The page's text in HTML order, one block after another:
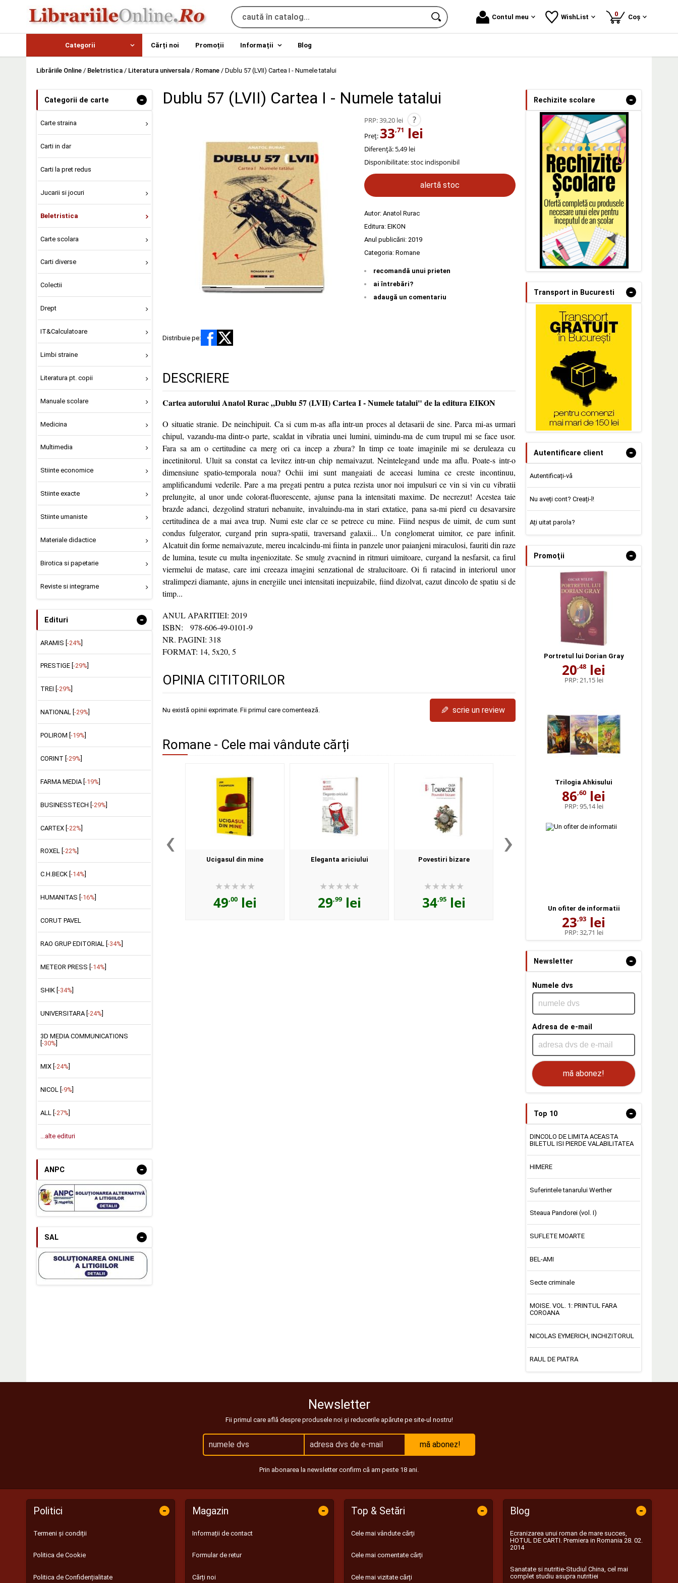
Contul meu WishList 0produse
Coș
Categorii Cărți noi Promoții Informații Blog
Librăriile Online / Beletristica / Literatura universala / Romane / Dublu 57 (LVII) Cartea I - Numele tatalui
Categorii de carte -
Carte straina
Carti in dar
Carti la pret redus
Jucarii si jocuri
Beletristica
Carte scolara
Carti diverse
Colectii
Drept
IT&Calculatoare
Limbi straine
Literatura pt. copii
Manuale scolare
Medicina
Multimedia
Stiinte economice
Stiinte exacte
Stiinte umaniste
Materiale didactice
Birotica si papetarie
Reviste si integrame
Edituri -
ARAMIS [-24%]
PRESTIGE [ -29%
TREI [ -29%
NATIONAL [ -29%
POLIROM [ -19%
CORINT [ -29%
FARMA MEDIA [ -19%
BUSINESSTECH [-29%]
CARTEX [-22%]
ROXEL [ -22%
C.H.BECK [ -14%
HUMANITAS [ -16%
CORUT PAVEL
RAO GRUP EDITORIAL [ -34%
METEOR PRESS [ -14%
SHIK [-34%]
UNIVERSITARA [-24%]
3D MEDIA COMMUNICATIONS
-30%
MIX [ -24%
NICOL [ -9%
ALL [ -27%
...alte edituri
ANPC -
SAL -
Dublu 57 (LVII) Cartea I - Numele tatalui
PRP:39,20 lei ?
Preț: 33,71 lei
Diferență: 5,49 lei
Disponibilitate:stoc indisponibil
alertă stoc
Autor: Anatol Rurac
Editura: EIKON
Anul publicării: 2019
Categoria: Romane
recomandă unui prieten
ai întrebări?
adaugă un comentariu
Distribuie pe:
DESCRIERE
Cartea autorului Anatol Rurac „Dublu 57 (LVII) Cartea I - Numele tatalui" de la editura EIKON
O situatie stranie. De neinchipuit. Ca si cum m-as afla intr-un proces al detasarii de sine. Parca mi-as urmari
chipul, vazandu-ma dintr-o parte, scaldat in vibratia unei lumini, uimindu-ma de cum trupul mi se face usor.
Fara sa am o certitudine ca merg ori ca incep a zbura? In timp ce toate imaginile mi se deruleaza cu
incetinitorul. Uluit sa constat ca levitez intr-un chip nemaivazut. Neintelegand unde ma aflu. Poate-s intr-o
dimensiune spatio-temporala noua? Ochii imi sunt mangaiati de aceeasi lumina ce creste incontinuu,
amplificandumi vederile. Pare a ma pregati pentru a putea rezista unor noi impulsuri ce vin si vin cu vibratii
prelungite, al unor unde colorat-fluorescente, ajunse pana la intensitati maxime. De necrezut! Acestea taie
brazde adanci, dezgolind straturi nebanuite, invaluindu-ma in stari extatice, pana sa-mi pierd cu desavarsire
certitudinea de a mai avea trup. Numi este clar ce se petrece cu mine. Fiind nespus de uimit, de cum sunt
condus fulgerator, curgand prin supra-spatii, traversand galaxii... Un conglomerat uimitor, ce pare infinit.
Alcatuit din forme nemaivazute, mereu incalcindu-mi fiinta in panzele unor paianjeni miraculosi, fauriti din raze
de lumina, tesute cu multa ingeniozitate. Se smulg zvacnind in ritmuri uimitoare, curgand la nesfarsit, ca firul
viermelui de matase, care imi creeaza imagini senzational de stralucitoare. Oi fi ratacind in interiorul unor
stralimpezi diamante, ajuns in energiile unei intensitati inepuizabile, fiind dizolvat, cazut dincolo de spatiu si de
timp...
ANUL APARITIEI: 2019
ISBN: 978-606-49-0101-9
NR. PAGINI: 318
FORMAT: 14, 5x20, 5
OPINIA CITITORILOR
Nu există opinii exprimate. Fii primul care comentează. ✎ scrie un review
Romane - Cele mai vândute cărți
‹ Ucigasul din mine
49,00lei
Eleganta ariciului
29,99lei
Povestiri bizare
34,95lei lei
›
Rechizite scolare -
Transport in Bucuresti -
Autentificare client -
Autentificați-vă
Nu aveți cont? Creați-l!
Ați uitat parola?
Promoţii -
Portretul lui Dorian Gray
20,48 lei
PRP:21,15 lei
Trilogia Ahkisului
86,60 lei
PRP:95,14 lei
Un ofiter de informatii
23,93 lei
PRP:32,71 lei
Newsletter -
Numele dvs
Adresa de e-mail
mă abonez!
Top 10 -
DINCOLO DE LIMITA ACEASTA
BILETUL ISI PIERDE VALABILITATEA
HIMERE
Suferintele tanarului Werther
Steaua Pandorei (vol. I)
SUFLETE MOARTE
BEL-AMI
Secte criminale
MOISE. VOL. 1: PRINTUL FARA
COROANA
NICOLAS EYMERICH, INCHIZITORUL
RAUL DE PIATRA
Newsletter
Fii primul care află despre produsele noi și reducerile apărute pe site-ul nostru!
mă abonez!
Prin abonarea la newsletter confirm că am peste 18 ani.
Politici -
Termeni și condiții
Politica de Cookie
Politica de Confidențialitate
Magazin -
Informații de contact
Formular de retur
Cărți noi
Top & Setări -
Cele mai vândute cărți
Cele mai comentate cărți
Cele mai vizitate cărți
Blog -
Ecranizarea unui roman de mare succes,
HOTUL DE CARTI. Premiera in Romania 28. 02.
2014
Sanatate si nutritie-Studiul China, cel mai
complet studiu asupra nutritiei